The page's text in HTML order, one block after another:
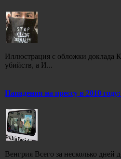
Иллюстрация с обложки доклада
убийств, а И...
Нападения на прессу в 2010
Венгрия Всего за несколько дней